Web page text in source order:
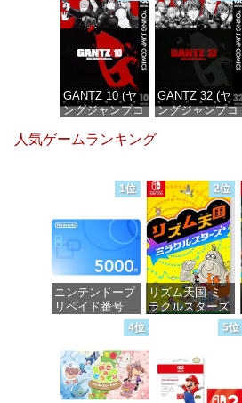
価格：¥100 価格：¥100
GANTZ 10 (ヤ
ングジャンプコ
DIGITAL)
GANTZ 32 (ヤ
ングジャンプコ
人気ゲームランキング
1位
ニンテンドープ
リペイド番号
5000円|オンラ
価格：¥5,000
2位
リズム天国 ミ
ラクルスターズ
-Switch
4位 5位